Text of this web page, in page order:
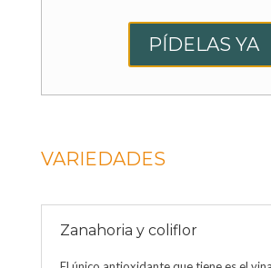
PÍDELAS YA
VARIEDADES
Zanahoria y coliflor